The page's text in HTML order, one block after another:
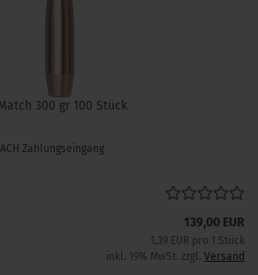
300 gr 100 Stück
Zahlungseingang
139,00 EUR
1,39 EUR pro 1 Stück
inkl. 19% MwSt. zzgl. Versand